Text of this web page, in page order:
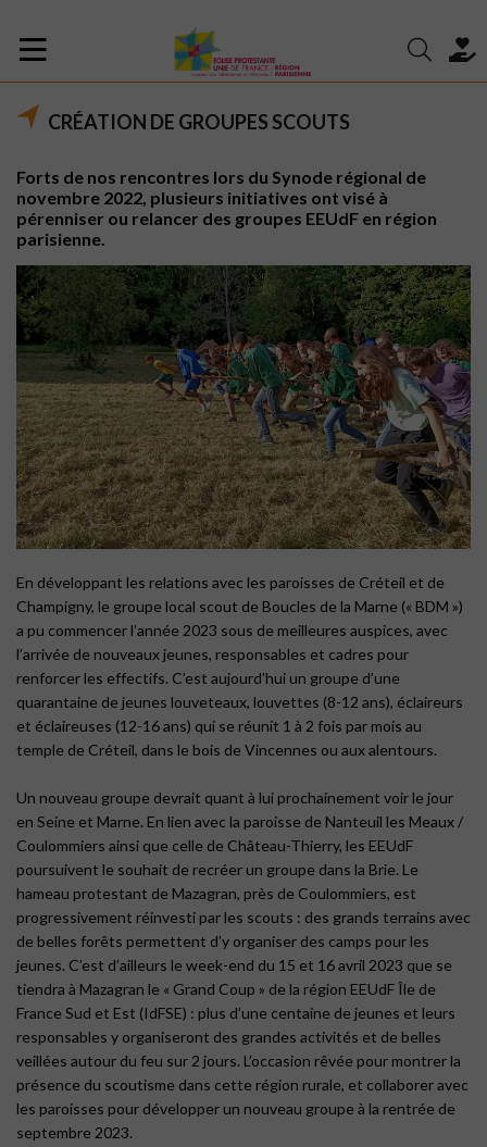
CRÉATION DE GROUPES SCOUTS
Forts de nos rencontres lors du Synode régional de
novembre 2022, plusieurs initiatives ont visé à
pérenniser ou relancer des groupes EEUdF en région
parisienne.
En développant les relations avec les paroisses de Créteil et de
Champigny, le groupe local scout de Boucles de la Marne (« BDM »)
a pu commencer l’année 2023 sous de meilleures auspices, avec
l’arrivée de nouveaux jeunes, responsables et cadres pour
renforcer les effectifs. C’est aujourd’hui un groupe d’une
quarantaine de jeunes louveteaux, louvettes (8-12 ans), éclaireurs
et éclaireuses (12-16 ans) qui se réunit 1 à 2 fois par mois au
temple de Créteil, dans le bois de Vincennes ou aux alentours.
Un nouveau groupe devrait quant à lui prochainement voir le jour
en Seine et Marne. En lien avec la paroisse de Nanteuil les Meaux /
Coulommiers ainsi que celle de Château-Thierry, les EEUdF
poursuivent le souhait de recréer un groupe dans la Brie. Le
hameau protestant de Mazagran, près de Coulommiers, est
progressivement réinvesti par les scouts : des grands terrains avec
de belles forêts permettent d’y organiser des camps pour les
jeunes. C’est d’ailleurs le week-end du 15 et 16 avril 2023 que se
tiendra à Mazagran le « Grand Coup » de la région EEUdF Île de
France Sud et Est (IdFSE) : plus d’une centaine de jeunes et leurs
responsables y organiseront des grandes activités et de belles
veillées autour du feu sur 2 jours. L’occasion rêvée pour montrer la
présence du scoutisme dans cette région rurale, et collaborer avec
les paroisses pour développer un nouveau groupe à la rentrée de
septembre 2023.